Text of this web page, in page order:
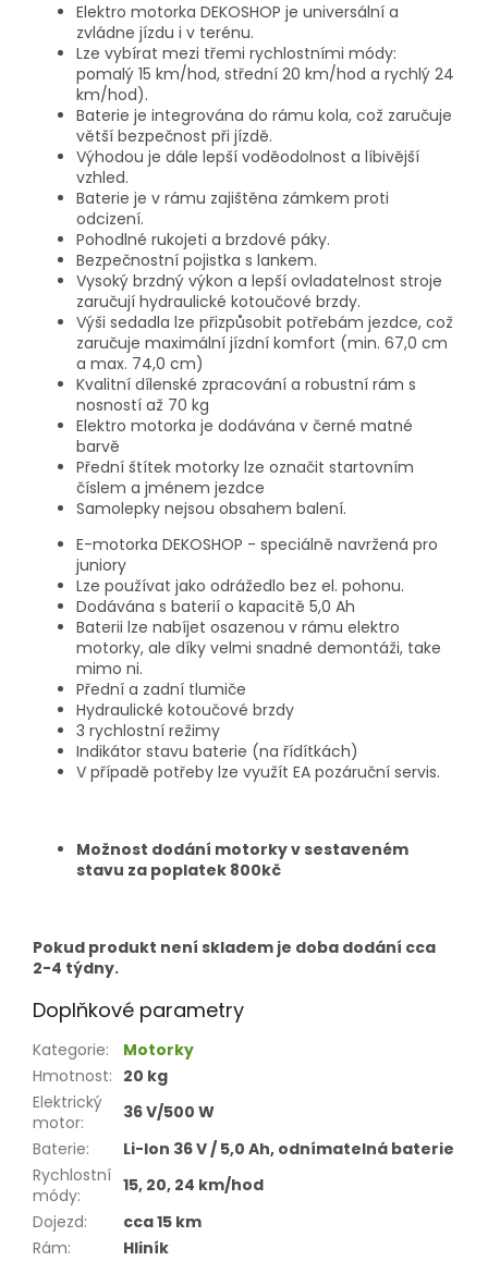
Elektro motorka DEKOSHOP je universální a
zvládne jízdu i v terénu.
Lze vybírat mezi třemi rychlostními módy:
pomalý 15 km/hod, střední 20 km/hod a rychlý 24
km/hod).
Baterie je integrována do rámu kola, což zaručuje
větší bezpečnost při jízdě.
Výhodou je dále lepší voděodolnost a líbivější
vzhled.
Baterie je v rámu zajištěna zámkem proti
odcizení.
Pohodlné rukojeti a brzdové páky.
Bezpečnostní pojistka s lankem.
Vysoký brzdný výkon a lepší ovladatelnost stroje
zaručují hydraulické kotoučové brzdy.
Výši sedadla lze přizpůsobit potřebám jezdce, což
zaručuje maximální jízdní komfort (min. 67,0 cm
a max. 74,0 cm)
Kvalitní dílenské zpracování a robustní rám s
nosností až 70 kg
Elektro motorka je dodávána v černé matné
barvě
Přední štítek motorky lze označit startovním
číslem a jménem jezdce
Samolepky nejsou obsahem balení.
E-motorka DEKOSHOP - speciálně navržená pro
juniory
Lze používat jako odrážedlo bez el. pohonu.
Dodávána s baterií o kapacitě 5,0 Ah
Baterii lze nabíjet osazenou v rámu elektro
motorky, ale díky velmi snadné demontáži, take
mimo ni.
Přední a zadní tlumiče
Hydraulické kotoučové brzdy
3 rychlostní režimy
Indikátor stavu baterie (na řídítkách)
V případě potřeby lze využít EA pozáruční servis.
Možnost dodání motorky v sestaveném
stavu za poplatek 800kč
Pokud produkt není skladem je doba dodání cca
2-4 týdny.
Doplňkové parametry
Kategorie:
Motorky
Hmotnost: 20 kg
Elektrický
motor:
36 V/500 W
Baterie:
Li-Ion 36 V / 5,0 Ah, odnímatelná baterie
Rychlostní
módy:
15, 20, 24 km/hod
Dojezd:
cca 15 km
Rám:
Hliník